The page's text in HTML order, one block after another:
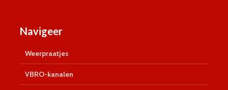
Navigeer
Weerpraatjes
VBRO-kanalen